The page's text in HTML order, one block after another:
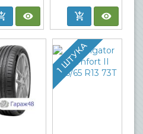
1 ШТУКА